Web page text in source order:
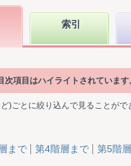
索引
項目はハイライトされています
)ごとに絞り込んで見ることがで
まで 第4階層まで 第5階